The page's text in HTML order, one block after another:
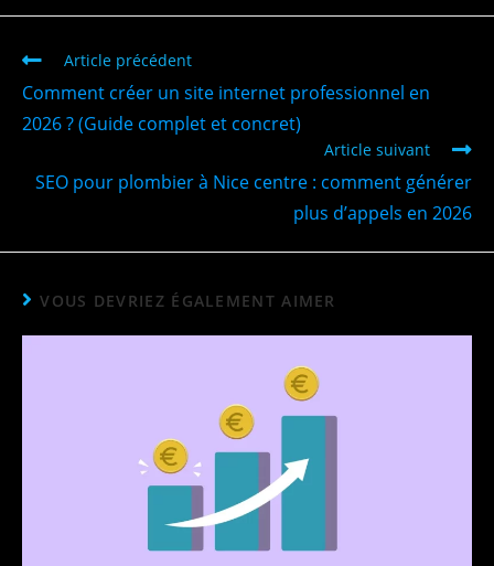
Article précédent
Comment créer un site internet professionnel en
2026 ? (Guide complet et concret)
Article suivant
SEO pour plombier à Nice centre : comment générer
plus d’appels en 2026
VOUS DEVRIEZ ÉGALEMENT AIMER